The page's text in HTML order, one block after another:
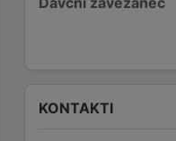
KONTAKTI